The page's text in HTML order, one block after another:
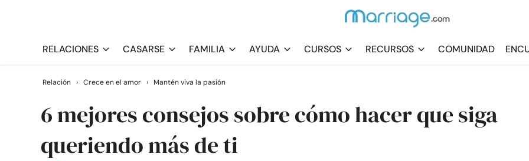
RELACIONES CASARSE FAMILIA AYUDA CURSOS RECURSOS COMUNIDAD
Relación › Crece en el amor › Mantén viva la pasión
6 mejores consejos sobre cómo hacer que siga
queriendo más de ti